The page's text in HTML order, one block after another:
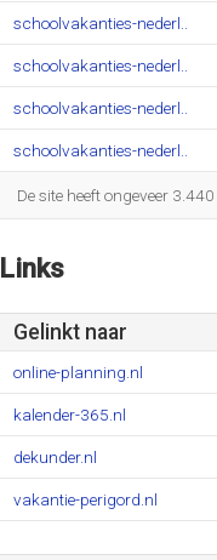
schoolvakanties-nederl..
schoolvakanties-nederl..
schoolvakanties-nederl..
schoolvakanties-nederl..
De site heeft ongeveer
Links
Gelinkt naar
online-planning.nl
kalender-365.nl
dekunder.nl
vakantie-perigord.nl